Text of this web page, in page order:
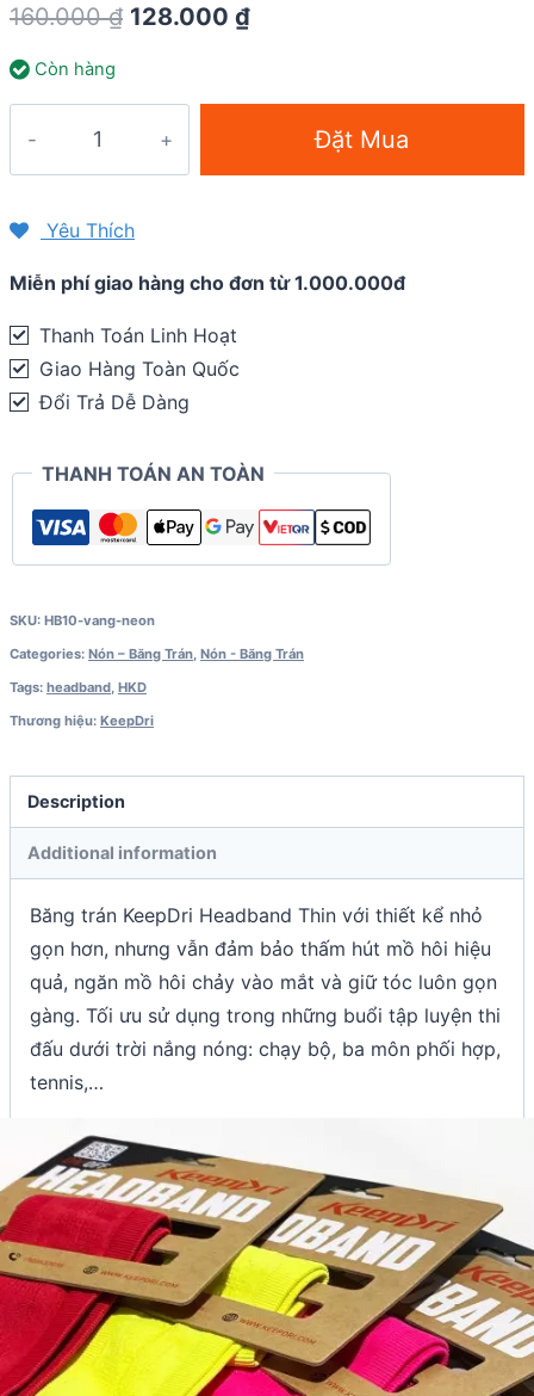
160.000₫ Original
160.000 ₫.
128.000 ₫Current
Còn hàng
thao
Headband
Thin
quantity
Đặt Mua
Yêu Thích
Miễn phí giao hàng cho đơn từ 1.000.000đ
Thanh Toán Linh Hoạt
Giao Hàng Toàn Quốc
Đổi Trả Dễ Dàng
THANH TOÁN AN TOÀN
SKU: HB10-vang-neon
Categories: Nón – Băng Trán Nón - Băng Trán
Tags: headband HKD
Thương hiệu: KeepDri
Description
Additional information
Băng trán KeepDri Headband Thin với thiết kể nhỏ
gọn hơn, nhưng vẫn đảm bảo thấm hút mồ hôi hiệu
quả, ngăn mồ hôi chảy vào mắt và giữ tóc luôn gọn
gàng. Tối ưu sử dụng trong những buổi tập luyện thi
đấu dưới trời nắng nóng: chạy bộ, ba môn phối hợp,
tennis,…